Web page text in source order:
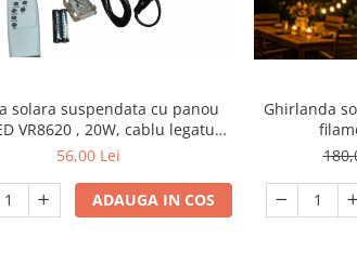
solara suspendata cu panou
VR8620 , 20W, cablu legatura
3 m
56,00 Lei
ADAUGA IN COS
Ghirlanda